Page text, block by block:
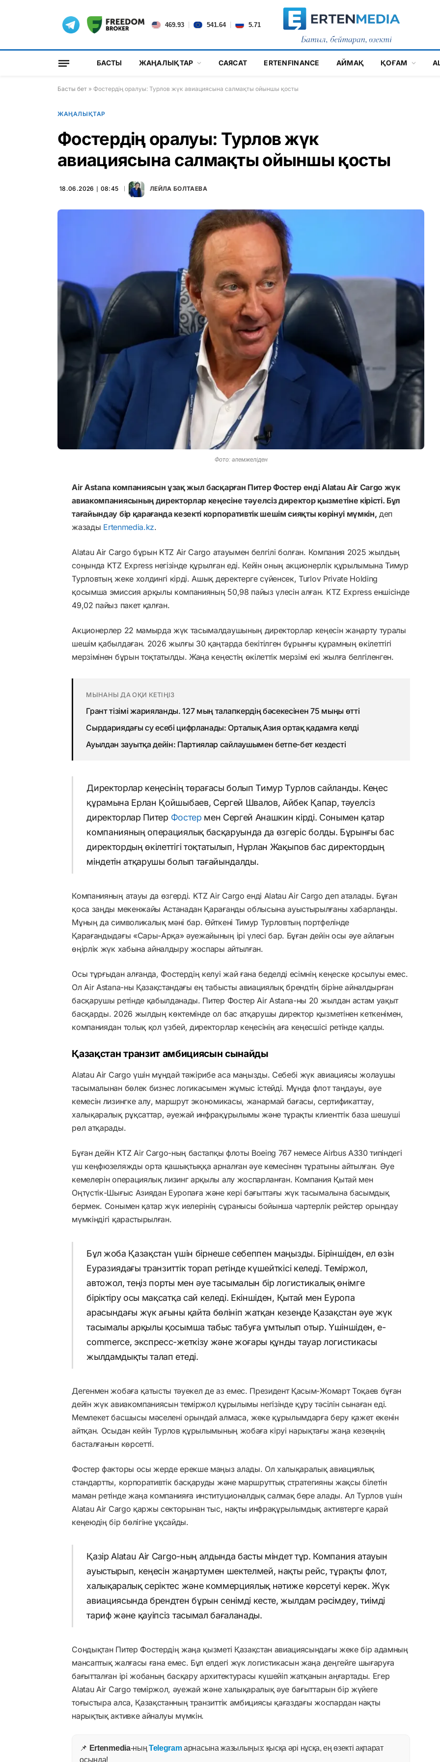
469.93 541.64 5.71
БАСТЫ ЖАҢАЛЫҚТАР САЯСАТ ERTENFINANCE АЙМАҚ ҚОҒАМ
Басты бет » Фостердің оралуы: Турлов жүк авиациясына салмақты ойыншы қосты
ЖАҢАЛЫҚТАР
Фостердің оралуы: Турлов жүк
авиациясына салмақты ойыншы қосты
18.06.2026 ∣ 08:45 ЛЕЙЛА БОЛТАЕВА
Фото: әлемжеліден
Air Astana компаниясын ұзақ жыл басқарған Питер Фостер енді Alatau Air Cargo жүк
авиакомпаниясының директорлар кеңесіне тәуелсіз директор қызметіне кірісті. Бұл
тағайындау бір қарағанда кезекті корпоративтік шешім сияқты көрінуі мүмкін, деп
жазады Ertenmedia.kz.
Alatau Air Cargo бұрын KTZ Air Cargo атауымен белгілі болған. Компания 2025 жылдың
соңында KTZ Express негізінде құрылған еді. Кейін оның акционерлік құрылымына Тимур
Турловтың жеке холдингі кірді. Ашық деректерге сүйенсек, Turlov Private Holding
қосымша эмиссия арқылы компанияның 50,98 пайыз үлесін алған. KTZ Express еншісінде
49,02 пайыз пакет қалған.
Акционерлер 22 мамырда жүк тасымалдаушының директорлар кеңесін жаңарту туралы
шешім қабылдаған. 2026 жылғы 30 қаңтарда бекітілген бұрынғы құрамның өкілеттігі
мерзімінен бұрын тоқтатылды. Жаңа кеңестің өкілеттік мерзімі екі жылға белгіленген.
МЫНАНЫ ДА ОҚИ КЕТІҢІЗ
Грант тізімі жарияланды. 127 мың талапкердің бәсекесінен 75 мыңы өтті
Сырдариядағы су есебі цифрланады: Орталық Азия ортақ қадамға келді
Ауылдан зауытқа дейін: Партиялар сайлаушымен бетпе-бет кездесті
Директорлар кеңесінің төрағасы болып Тимур Турлов сайланды. Кеңес
құрамына Ерлан Қойшыбаев, Сергей Швалов, Айбек Қапар, тәуелсіз
директорлар Питер Фостер мен Сергей Анашкин кірді. Сонымен қатар
компанияның операциялық басқаруында да өзгеріс болды. Бұрынғы бас
директордың өкілеттігі тоқтатылып, Нұрлан Жақыпов бас директордың
міндетін атқарушы болып тағайындалды.
Компанияның атауы да өзгерді. KTZ Air Cargo енді Alatau Air Cargo деп аталады. Бұған
қоса заңды мекенжайы Астанадан Қарағанды облысына ауыстырылғаны хабарланды.
Мұның да символикалық мәні бар. Өйткені Тимур Турловтың портфелінде
Қарағандыдағы «Сары-Арқа» әуежайының ірі үлесі бар. Бұған дейін осы әуе айлағын
өңірлік жүк хабына айналдыру жоспары айтылған.
Осы тұрғыдан алғанда, Фостердің келуі жай ғана беделді есімнің кеңеске қосылуы емес.
Ол Air Astana-ны Қазақстандағы ең табысты авиациялық брендтің біріне айналдырған
басқарушы ретінде қабылданады. Питер Фостер Air Astana-ны 20 жылдан астам уақыт
басқарды. 2026 жылдың көктемінде ол бас атқарушы директор қызметінен кеткенімен,
компаниядан толық қол үзбей, директорлар кеңесінің аға кеңесшісі ретінде қалды.
Қазақстан транзит амбициясын сынайды
Alatau Air Cargo үшін мұндай тәжірибе аса маңызды. Себебі жүк авиациясы жолаушы
тасымалынан бөлек бизнес логикасымен жұмыс істейді. Мұнда флот таңдауы, әуе
кемесін лизингке алу, маршрут экономикасы, жанармай бағасы, сертификаттау,
халықаралық рұқсаттар, әуежай инфрақұрылымы және тұрақты клиенттік база шешуші
рөл атқарады.
Бұған дейін KTZ Air Cargo-ның бастапқы флоты Boeing 767 немесе Airbus A330 типіндегі
үш кеңфюзеляжды орта қашықтыққа арналған әуе кемесінен тұратыны айтылған. Әуе
кемелерін операциялық лизинг арқылы алу жоспарланған. Компания Қытай мен
Оңтүстік-Шығыс Азиядан Еуропаға және кері бағыттағы жүк тасымалына басымдық
бермек. Сонымен қатар жүк иелерінің сұранысы бойынша чартерлік рейстер орындау
мүмкіндігі қарастырылған.
Бұл жоба Қазақстан үшін бірнеше себеппен маңызды. Біріншіден, ел өзін
Еуразиядағы транзиттік торап ретінде күшейткісі келеді. Теміржол,
автожол, теңіз порты мен әуе тасымалын бір логистикалық өнімге
біріктіру осы мақсатқа сай келеді. Екіншіден, Қытай мен Еуропа
арасындағы жүк ағыны қайта бөлініп жатқан кезеңде Қазақстан әуе жүк
тасымалы арқылы қосымша табыс табуға ұмтылып отыр. Үшіншіден, e-
commerce, экспресс-жеткізу және жоғары құнды тауар логистикасы
жылдамдықты талап етеді.
Дегенмен жобаға қатысты тәуекел де аз емес. Президент Қасым-Жомарт Тоқаев бұған
дейін жүк авиакомпаниясын теміржол құрылымы негізінде құру тәсілін сынаған еді.
Мемлекет басшысы мәселені орындай алмаса, жеке құрылымдарға беру қажет екенін
айтқан. Осыдан кейін Турлов құрылымының жобаға кіруі нарықтағы жаңа кезеңнің
басталғанын көрсетті.
Фостер факторы осы жерде ерекше маңыз алады. Ол халықаралық авиациялық
стандартты, корпоративтік басқаруды және маршруттық стратегияны жақсы білетін
маман ретінде жаңа компанияға институционалдық салмақ бере алады. Ал Турлов үшін
Alatau Air Cargo қаржы секторынан тыс, нақты инфрақұрылымдық активтерге қарай
кеңеюдің бір бөлігіне ұқсайды.
Қазір Alatau Air Cargo-ның алдында басты міндет тұр. Компания атауын
ауыстырып, кеңесін жаңартумен шектелмей, нақты рейс, тұрақты флот,
халықаралық серіктес және коммерциялық нәтиже көрсетуі керек. Жүк
авиациясында брендтен бұрын сенімді кесте, жылдам рәсімдеу, тиімді
тариф және қауіпсіз тасымал бағаланады.
Сондықтан Питер Фостердің жаңа қызметі Қазақстан авиациясындағы жеке бір адамның
мансаптық жалғасы ғана емес. Бұл елдегі жүк логистикасын жаңа деңгейге шығаруға
бағытталған ірі жобаның басқару архитектурасы күшейіп жатқанын аңғартады. Егер
Alatau Air Cargo теміржол, әуежай және халықаралық әуе бағыттарын бір жүйеге
тоғыстыра алса, Қазақстанның транзиттік амбициясы қағаздағы жоспардан нақты
нарықтық активке айналуы мүмкін.
📌 Ertenmedia-ның Telegramарнасына жазылыңыз: қысқа әрі нұсқа, ең өзекті ақпарат
осында!